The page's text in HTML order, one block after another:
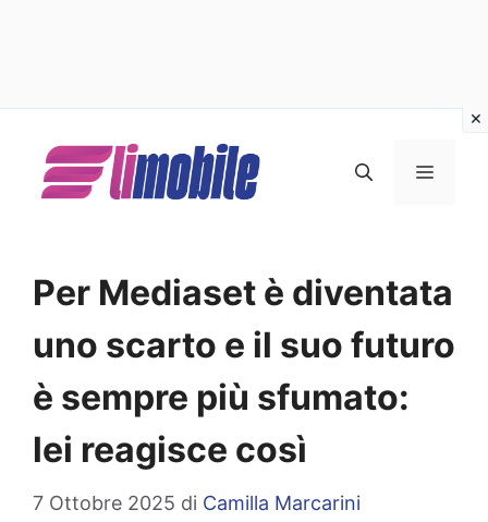
contenuto
MENU
Per Mediaset è diventata
uno scarto e il suo futuro
è sempre più sfumato:
lei reagisce così
7 Ottobre 2025 di Camilla Marcarini